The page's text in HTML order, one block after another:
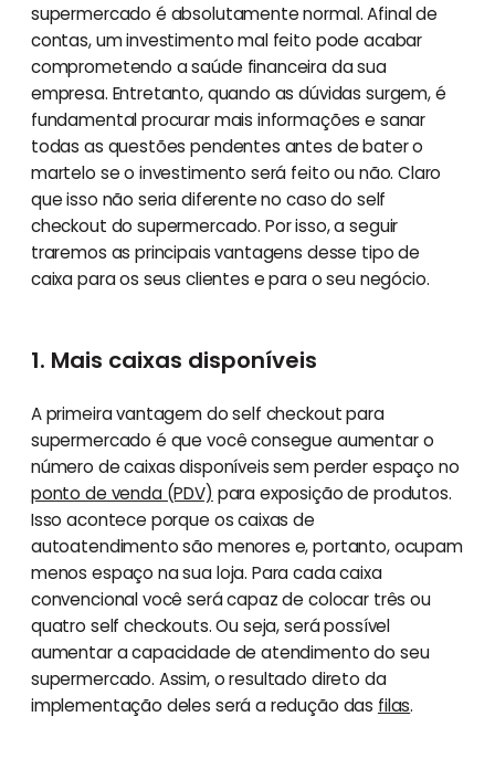
supermercado é absolutamente normal. Afinal de
contas, um investimento mal feito pode acabar
comprometendo a saúde financeira da sua
empresa. Entretanto, quando as dúvidas surgem, é
fundamental procurar mais informações e sanar
todas as questões pendentes antes de bater o
martelo se o investimento será feito ou não. Claro
que isso não seria diferente no caso do self
checkout do supermercado. Por isso, a seguir
traremos as principais vantagens desse tipo de
caixa para os seus clientes e para o seu negócio.
1. Mais caixas disponíveis
A primeira vantagem do self checkout para
supermercado é que você consegue aumentar o
número de caixas disponíveis sem perder espaço no
ponto de venda (PDV) para exposição de produtos.
Isso acontece porque os caixas de
autoatendimento são menores e, portanto, ocupam
menos espaço na sua loja. Para cada caixa
convencional você será capaz de colocar três ou
quatro self checkouts. Ou seja, será possível
aumentar a capacidade de atendimento do seu
supermercado. Assim, o resultado direto da
implementação deles será a redução das filas.